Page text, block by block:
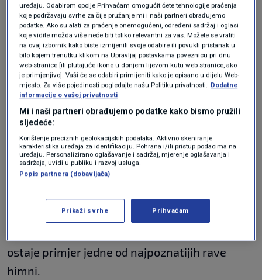
na veće lokacije, te će kao puni bend nastupiti
u Hrvatskoj. Također za 2025. najavljuju novi
album “Champion Sound”.
Uz Sister Bliss koja uživo orkestrira glazbom i
bendom, tu je i originalni član Rollo koji je
zadužen za rad u studiju. Cijeli koncept nastupa
u središtu drži i neponovljivog Maxija čiji vokal,
poruke i djelo ostaju centralni dio koncerta.
Pjesma “Insomnia” prepoznaje se na prvo
slušanje, tko je ikada bio u nekom klubu sigurno
ostaje primjer jedne od najpoznatijih rave
himni.
uređaju. Odabirom opcije Prihvaćam omogućit ćete tehnologije praćenja
koje podržavaju svrhe za čije pružanje mi i naši partneri obrađujemo
podatke. Ako su alati za praćenje onemogućeni, određeni sadržaj i oglasi
koje vidite možda više neće biti toliko relevantni za vas. Možete se vratiti
na ovaj izbornik kako biste izmijenili svoje odabire ili povukli pristanak u
bilo kojem trenutku klikom na Upravljaj postavkama poveznicu pri dnu
web-stranice [ili plutajuće ikone u donjem lijevom kutu web stranice, ako
je primjenjivo]. Vaši će se odabiri primijeniti kako je opisano u dijelu Web-
mjesto. Za više pojedinosti pogledajte našu Politiku privatnosti. Dodatne
informacije o vašoj privatnosti
Mi i naši partneri obrađujemo podatke kako bismo pružili
sljedeće:
Korištenje preciznih geolokacijskih podataka. Aktivno skeniranje
karakteristika uređaja za identifikaciju. Pohrana i/ili pristup podacima na
uređaju. Personalizirano oglašavanje i sadržaj, mjerenje oglašavanja i
sadržaja, uvidi u publiku i razvoj usluga.
Popis partnera (dobavljača)
Prikaži svrhe Prihvaćam